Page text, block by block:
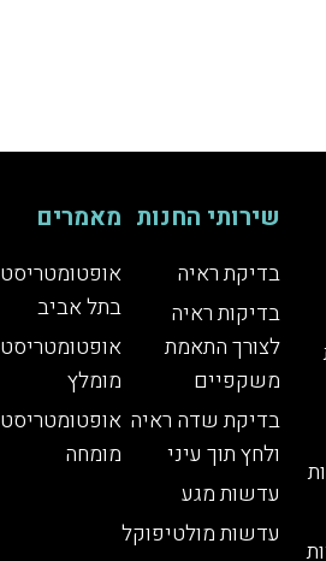
שירותי החנות
בדיקת ראיה
בדיקות ראיה
לצורך התאמת
משקפיים
בדיקת שדה ראיה
ולחץ תוך עיני
עדשות מגע
עדשות מולטיפוקל
מאמרים
אופטומטריסט
בתל אביב
אופטומטריסט
מומלץ
אופטומטריסט
מומחה